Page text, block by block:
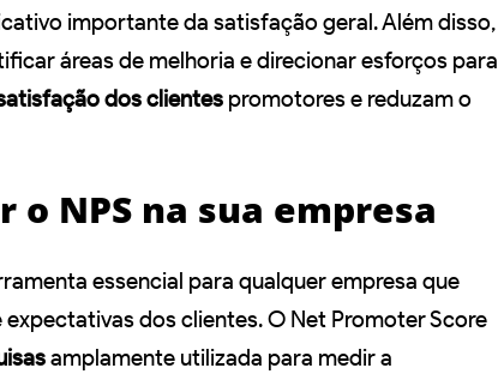
importante da satisfação geral. Além disso,
áreas de melhoria e direcionar esforços para
dos clientes promotores e reduzam o
NPS na sua empresa
essencial para qualquer empresa que
dos clientes. O Net Promoter Score
amplamente utilizada para medir a